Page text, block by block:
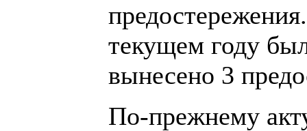
текущем году
вынесено 3
По-прежнему